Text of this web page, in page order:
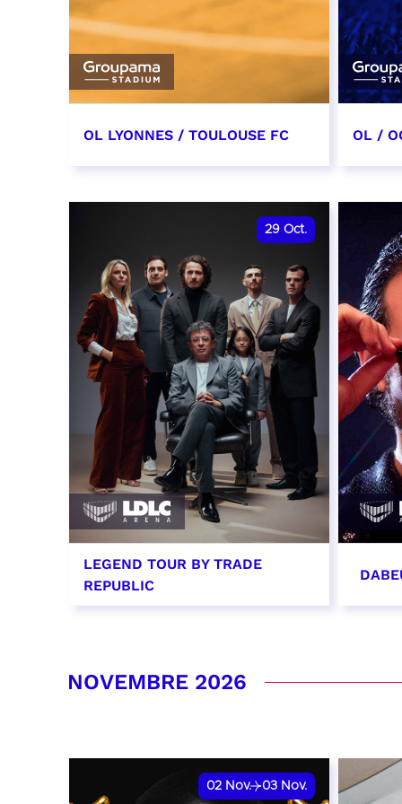
OL LYONNES / TOULOUSE FC
date et heure à confirmer
OL /
date
29 Oct.
LEGEND TOUR BY TRADE
REPUBLIC
NOVEMBRE 2026
02 Nov. 03 Nov.